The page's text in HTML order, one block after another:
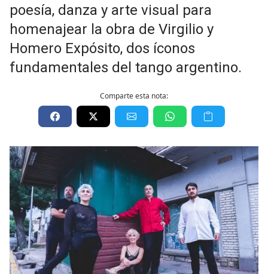
poesía, danza y arte visual para
homenajear la obra de Virgilio y
Homero Expósito, dos íconos
fundamentales del tango argentino.
Comparte esta nota: